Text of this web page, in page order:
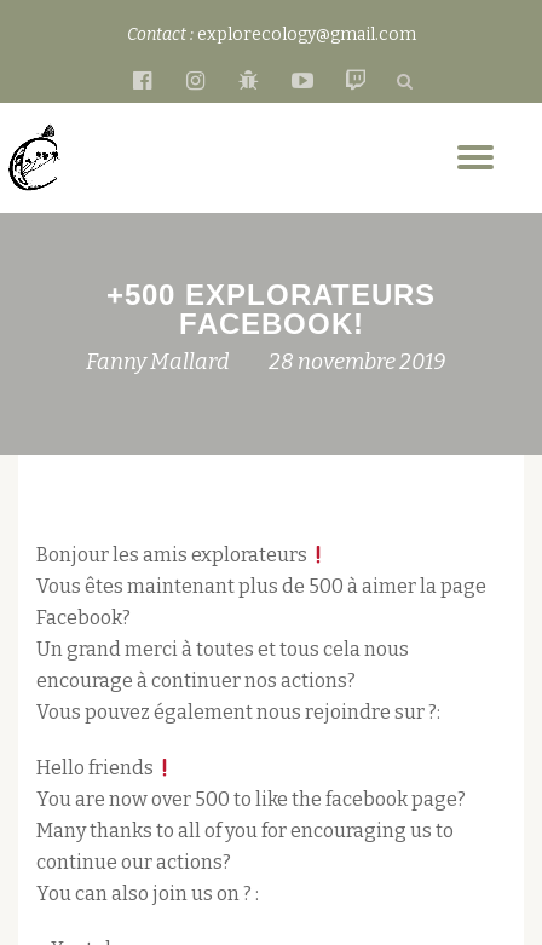
contenu
Contact : explorecology@gmail.com
fa-
fa-
fa-
fa-
fa-
+500 EXPLORATEURS
FACEBOOK!
Fanny Mallard 28 novembre 2019
Bonjour les amis explorateurs
Vous êtes maintenant plus de 500 à aimer la page
Facebook?
Un grand merci à toutes et tous cela nous
encourage à continuer nos actions?
Vous pouvez également nous rejoindre sur ?:
Hello friends
You are now over 500 to like the facebook page?
Many thanks to all of you for encouraging us to
continue our actions?
You can also join us on ? :